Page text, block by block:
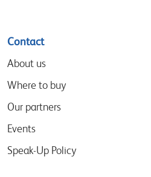
Contact
About us
Where to buy
Our partners
Events
Speak-Up Policy